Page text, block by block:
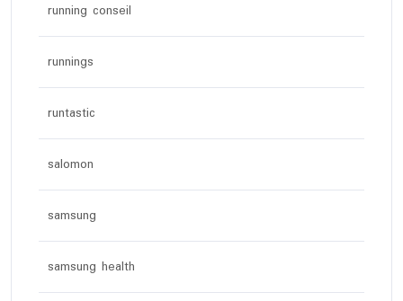
running conseil
runnings
runtastic
salomon
samsung
samsung health